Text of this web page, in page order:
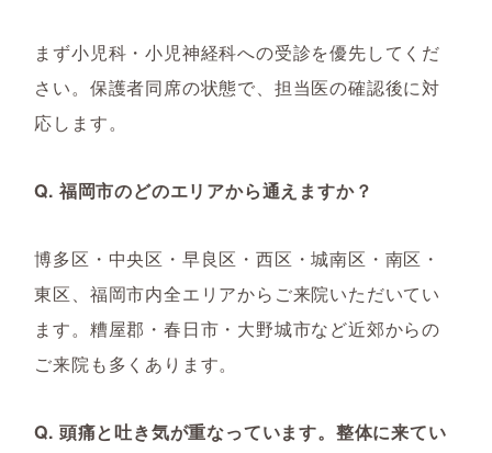
まず小児科・小児神経科への受診を優先してくだ
さい。保護者同席の状態で、担当医の確認後に対
応します。
Q. 福岡市のどのエリアから通えますか？
博多区・中央区・早良区・西区・城南区・南区・
東区、福岡市内全エリアからご来院いただいてい
ます。糟屋郡・春日市・大野城市など近郊からの
ご来院も多くあります。
Q. 頭痛と吐き気が重なっています。整体に来てい